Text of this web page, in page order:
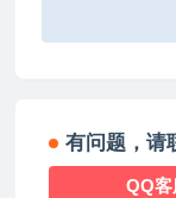
有问题，请
QQ